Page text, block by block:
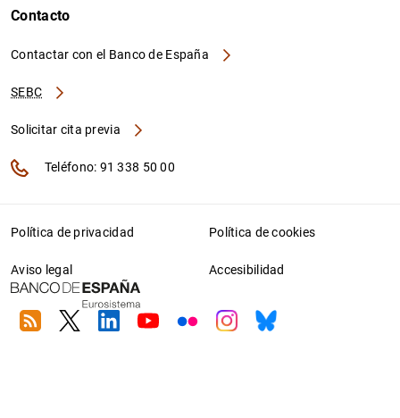
Contacto
Contactar con el Banco de España
SEBC
Solicitar cita previa
Teléfono: 91 338 50 00
Política de privacidad Política de cookies
Aviso legal Accesibilidad
RSS TwitterLinkedin
YoutubeFlickrInstagram
Bluesky